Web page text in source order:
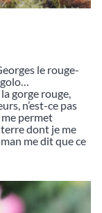
le rouge-
gorge rouge,
n’est-ce pas
me permet
dont je me
me dit que ce